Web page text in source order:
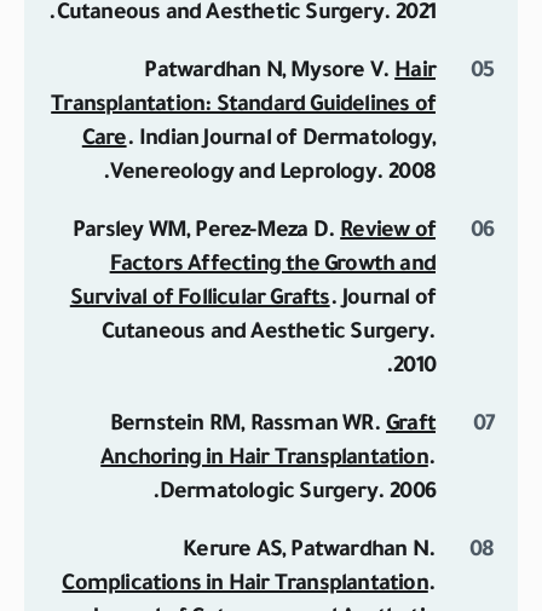
Cutaneous and Aesthetic Surgery. 2021.
Patwardhan N, Mysore V.Hair
Transplantation: Standard Guidelines of
Care. Indian Journal of Dermatology,
Venereology and Leprology. 2008.
Parsley WM, Perez-Meza D.Review of
Factors Affecting the Growth and
Survival of Follicular Grafts.Journal of
Cutaneous and Aesthetic Surgery.
2010.
Bernstein RM, Rassman WR. Graft
Anchoring in Hair Transplantation.
Dermatologic Surgery. 2006.
Kerure AS, Patwardhan N.
Complications in Hair Transplantation.